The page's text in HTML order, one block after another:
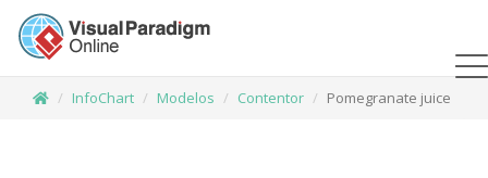
InfoChart Modelos Contentor Pomegranate juice